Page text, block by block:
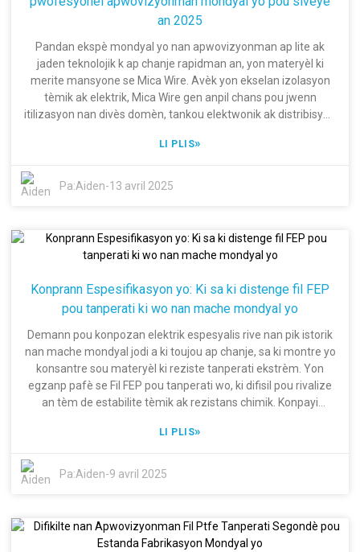
apwovizyonman ou lè nou peye atansyon sou kijan ekselans
satisfè objektif li nan asire ou chwazi bon solisyon kab pou
bezwen aplikasyon yo.
an 2025
Pandan ekspè mondyal yo nan apwovizyonman ap lite ak
jaden teknolojik k ap chanje rapidman an, yon materyèl ki
merite mansyone se Mica Wire. Avèk yon ekselan izolasyon
tèmik ak elektrik, Mica Wire gen anpil chans pou jwenn
itilizasyon nan divès domèn, tankou elektwonik ak distribisyon
dènyèman an, mache mondyal Mica Wire a prevwa pou
ogmantasyon prevwa nan demann pou materyèl izolasyon
wo nivo nan aplikasyon sofistike. Tandans sa a mete aksan
mache konsa ki an devlopman men ki enpòtan. Sa fè de
deseni depi Shanghai Dingzun Electric & Cable Co. Ltd. te
anfaz kontinyèl sou rechèch ak avansman teknolojik.
Angajman nou anvè pwodwi kalite siperyè te fè nou vin
rekonèt kòm yon antrepriz gwo teknoloji nan nivo nasyonal, ki
pare pou sèvi kliyan estime yo. Pou ane 2025 la,
konsantrasyon nou sou fil mika, pami lòt aplikasyon ki nan
premye etap li yo, pral gide estrateji a pou asire ke nou pa
sèlman rete ajou ak amelyorasyon nan endistri a, men tou
pou nou dirije ak solisyon dènye kri nan materyèl elektrik yo.
LI PLIS»
Pa:Aiden-13 avril 2025
Konprann Espesifikasyon yo: Ki sa ki distenge fil FEP
pou tanperati ki wo nan mache mondyal yo
Demann pou konpozan elektrik espesyalis rive nan pik istorik
nan mache mondyal jodi a ki toujou ap chanje, sa ki montre yo
konsantre sou materyèl ki reziste tanperati ekstrèm. Yon
egzanp pafè se Fil FEP pou tanperati wo, ki difisil pou rivalize
an tèm de estabilite tèmik ak rezistans chimik. Konpayi
kab ki reziste rouye pou tanperati wo pral prensipal motè
ak 2027. Se poutèt sa, endistri tankou ayewospasyal,
otomobil ak elektwonik ap bezwen materyèl ki gen pi gwo
sa a ki ap chanje rapidman e ki toujou ap defi a, gen Shanghai
Dingzun Electric&Cable Co., Ltd., ki gen 20 ane eksperyans
LI PLIS»
Pa:Aiden-9 avril 2025